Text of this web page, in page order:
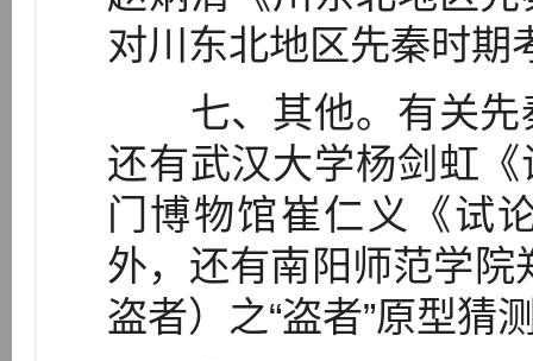
对川东北地区先秦时期
七、其他。有关先
还有武汉大学杨剑虹
门博物馆崔仁义《试
外，还有南阳师范学院
盗者）之“盗者”原型猜